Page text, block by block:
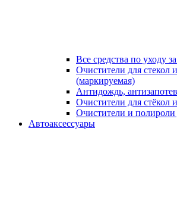
Все средства по уходу
Очистители для стекол
(маркируемая)
Антидождь,
Очистители для стёкол
Очистители и полироли
Автоаксессуары